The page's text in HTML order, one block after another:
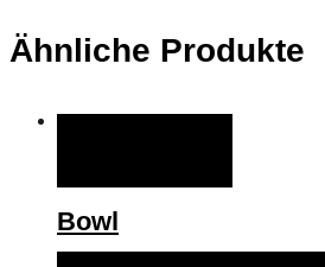
Ähnliche Produkte
Bowl